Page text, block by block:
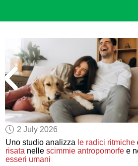
2 July 2026
Uno studio analizza le radici ritmiche
risata nellescimmie antropomorfe e
esseri umani